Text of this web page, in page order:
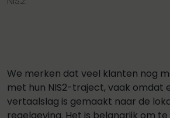
We merken dat veel klanten nog
met hun NIS2-traject, vaak omdat
vertaalslag is gemaakt naar de